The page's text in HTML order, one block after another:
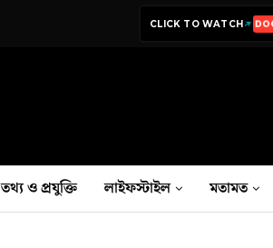
CLICK TO WATCH
তথ‍্য ও প্রযুক্তি লাইফস্টাইল মতামত